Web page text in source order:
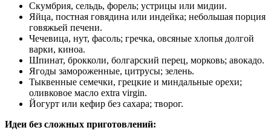
Скумбрия, сельдь, форель; устрицы или мидии.
Яйца, постная говядина или индейка; небольшая порция
говяжьей печени.
Чечевица, нут, фасоль; гречка, овсяные хлопья долгой
варки, киноа.
Шпинат, брокколи, болгарский перец, морковь; авокадо.
Ягоды замороженные, цитрусы; зелень.
Тыквенные семечки, грецкие и миндальные орехи;
оливковое масло extra virgin.
Йогурт или кефир без сахара; творог.
Идеи без сложных приготовлений: